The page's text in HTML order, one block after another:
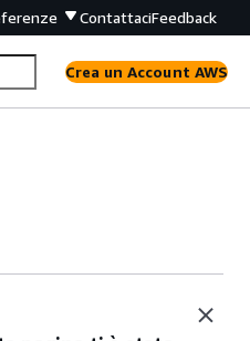
ContattaciFeedback
Crea un Account AWS